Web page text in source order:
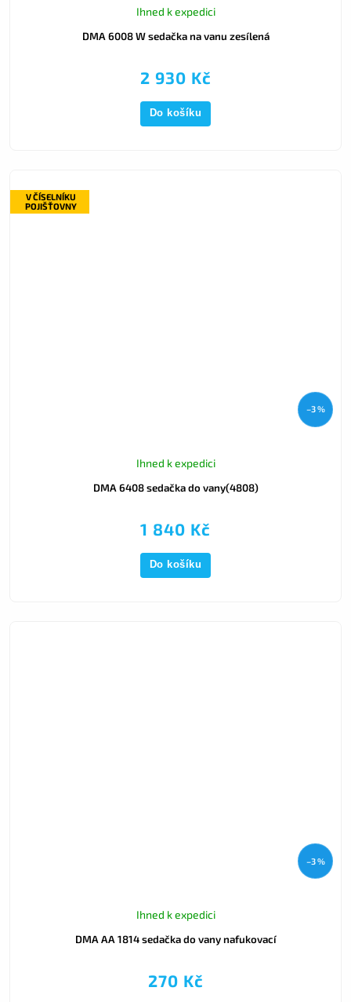
DMA 6008 W sedačka na vanu zesílená
Ihned k expedici
2 930 Kč
Do košíku
V ČÍSELNÍKU
POJIŠŤOVNY
–3 %
DMA 6408 sedačka do vany(4808)
Ihned k expedici
1 840 Kč
Do košíku
–3 %
DMA AA 1814 sedačka do vany nafukovací
Ihned k expedici
270 Kč